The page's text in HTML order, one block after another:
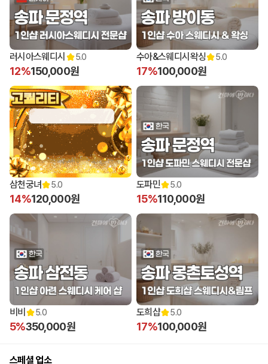
러시아스웨디시 5.0
12%150,000원
수아&스웨디시왁싱 5.0
17%100,000원
삼천궁녀 5.0
14%120,000원
도파민 5.0
15%110,000원
비비 5.0
5%350,000원
도희샵 5.0
17%100,000원
스페셜 업소